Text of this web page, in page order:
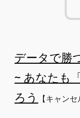
データで勝
~ あなたも
ろう
【キャンセ